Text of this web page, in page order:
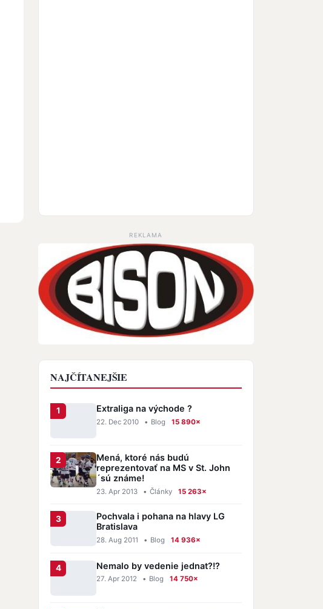
REKLAMA
NAJČÍTANEJŠIE
Extraliga na východe ?
22. Dec 2010 • Blog 15 890×
Mená, ktoré nás budú
reprezentovať na MS v St. John
´sú známe!
23. Apr 2013 • Články 15 263×
Pochvala i pohana na hlavy LG
Bratislava
28. Aug 2011 • Blog 14 936×
Nemalo by vedenie jednat?!?
27. Apr 2012 • Blog 14 750×